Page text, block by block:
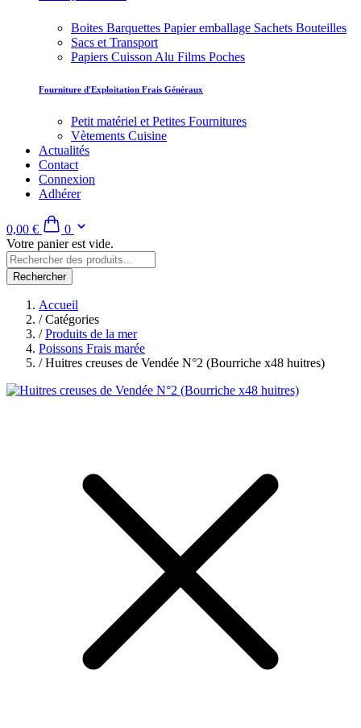
Boites Barquettes Papier emballage Sachets Bouteilles
Sacs et Transport
Papiers Cuisson Alu Films Poches
Fourniture d'Exploitation Frais Généraux
Petit matériel et Petites Fournitures
Vètements Cuisine
Actualités
Contact
Connexion
Adhérer
0,00 €
0
Votre panier est vide.
Rechercher
Accueil
/Catégories
/ Produits de la mer
Poissons Frais marée
/Huitres creuses de Vendée N°2 (Bourriche x48 huitres)